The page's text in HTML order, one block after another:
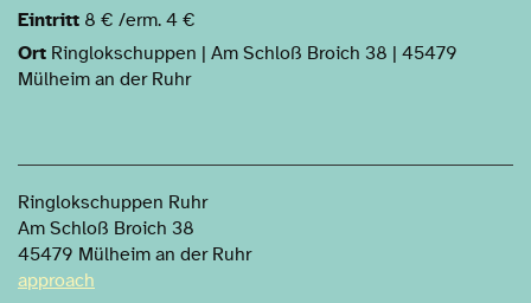
Eintritt 8 € /erm. 4 €
Ort Ringlokschuppen | Am Schloß Broich 38 | 45479
Mülheim an der Ruhr
Ringlokschuppen Ruhr
Am Schloß Broich 38
45479 Mülheim an der Ruhr
approach